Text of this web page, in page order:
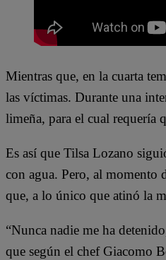
Mientras que, en la cuarta
las víctimas. Durante una
limeña, para el cual requería
Es así que Tilsa Lozano
con agua. Pero, al momento
que, a lo único que atinó la
“Nunca nadie me ha
que según el chef Giacomo